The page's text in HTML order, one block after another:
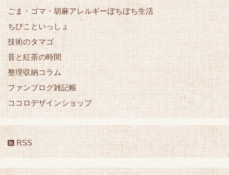
ごま・ゴマ・胡麻アレルギーぼちぼち生活
ちびこといっしょ
技術のタマゴ
音と紅茶の時間
整理収納コラム
ファンブログ雑記帳
ココロデザインショップ
RSS